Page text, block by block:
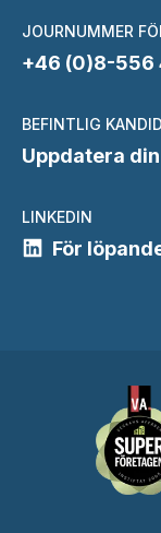
JOURNUMMER
+46 (0)8-556
BEFINTLIG
Uppdatera
LINKEDIN
För